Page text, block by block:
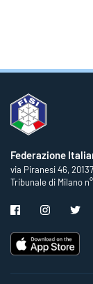
Federazione
via Piranesi 46,
Tribunale di Milano